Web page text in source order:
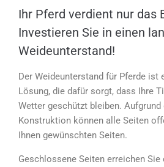
Ihr Pferd verdient nur das
Investieren Sie in einen
Weideunterstand!
Der Weideunterstand für Pferde ist
Lösung, die dafür sorgt, dass Ihre
Wetter geschützt bleiben. Aufgrund
Konstruktion können alle Seiten
Ihnen gewünschten Seiten.
Geschlossene Seiten erreichen